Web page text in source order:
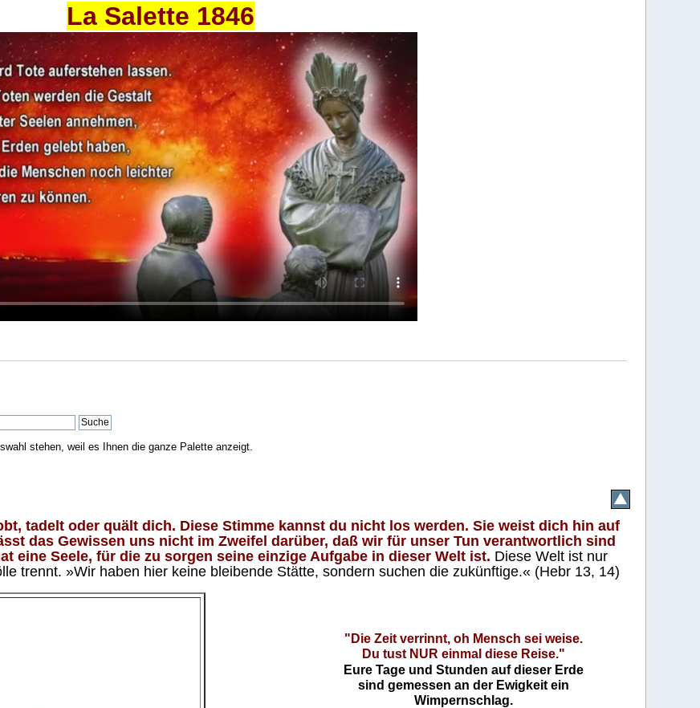
La Salette 1846
stehen, weil es Ihnen die ganze Palette anzeigt.
tadelt oder quält dich. Diese Stimme kannst du nicht los werden. Sie weist dich hin auf
das Gewissen uns nicht im Zweifel darüber, daß wir für unser Tun verantwortlich sind
eine Seele, für die zu sorgen seine einzige Aufgabe in dieser Welt ist. Diese Welt ist nur
trennt. »Wir haben hier keine bleibende Stätte, sondern suchen die zukünftige.« (Hebr 13, 14)
"Die Zeit verrinnt, oh Mensch sei weise.
Du tust NUR einmal diese Reise."
Eure Tage und Stunden auf dieser Erde
sind gemessen an der Ewigkeit ein
Wimpernschlag.